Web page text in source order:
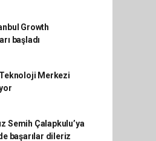
Growth
başladı
Merkezi
Semih Çalapkulu’ya
başarılar dileriz